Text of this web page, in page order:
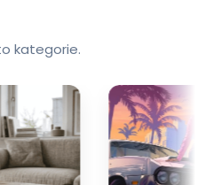
kategorie.